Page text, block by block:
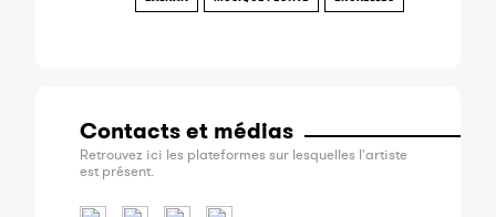
Contacts et médias
Retrouvez ici les plateformes sur lesquelles l'artiste
est présent.